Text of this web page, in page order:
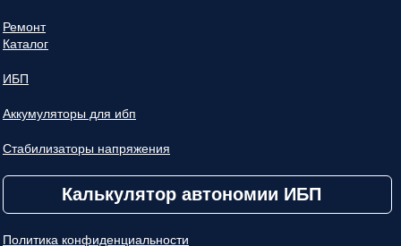
Ремонт
Каталог
ИБП
Аккумуляторы для ибп
Стабилизаторы напряжения
Калькулятор автономии ИБП
Политика конфиденциальности